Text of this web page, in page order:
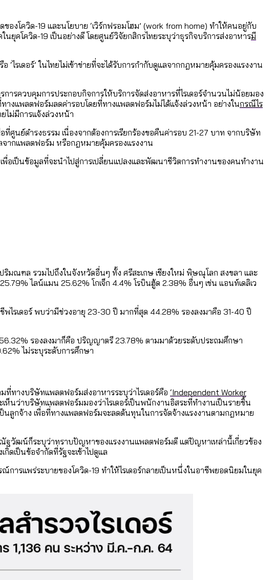
ยนที่เราได้รับจากเลือกตั้ง กรุงเทพฯ – พัทยา
นบุรี
ตไหน ทำอะไรบ้าง
พูชา [ข้อมูลดิบ]
นช่วงความขัดแย้งไทย-กัมพูชา
งาน ตั้งแต่ปี 2023-2024
ช้งบแค่ไหน
งหวัดที่ตายมากกว่าเกิด
องโควิด-19 และนโยบาย ‘เวิร์กฟรอมโฮม’ (work from home) ทำให้คนอยู่กับ
คโควิด-19 เป็นอย่างดี โดยศูนย์วิจัยกสิกรไทยระบุว่าธุรกิจบริการส่งอาหารมี
รเดอร์’ ในไทยไม่เข้าข่ายที่จะได้รับการกำกับดูแลจากกฎหมายคุ้มครองแรงงาน
รควบคุมการประกอบกิจการให้บริการจัดส่งอาหารที่ไรเดอร์จำนวนไม่น้อยมอง
างแพลตฟอร์มลดค่ารอบโดยที่ทางแพลตฟอร์มไม่ได้แจ้งล่วงหน้า อย่างในกรณีไร
ไม่มีการแจ้งล่วงหน้า
ศูนย์ดำรงธรรม เนื่องจากต้องการเรียกร้องขอคืนค่ารอบ 21-27 บาท จากบริษัท
จากแพลตฟอร์ม หรือกฎหมายคุ้มครองแรงงาน
พื่อเป็นข้อมูลที่จะนำไปสู่การเปลี่ยนแปลงและพัฒนาชีวิตการทำงานของคนทำงาน
มณฑล รวมไปถึงในจังหวัดอื่นๆ ทั้ง ศรีสะเกษ เชียงใหม่ พิษณุโลก สงขลา และ
ไลน์แมน 25.62% โกเจ็ก 4.4% โรบินฮู้ด 2.38% อื่นๆ เช่น แอนท์เดลิเว
ไรเดอร์ พบว่ามีช่วงอายุ 23-30 ปี มากที่สุด 44.28% รองลงมาคือ 31-40 ปี
รองลงมาก็คือ ปริญญาตรี 23.78% ตามมาด้วยระดับประถมศึกษา
ไม่ระบุระดับการศึกษา
มที่ทางบริษัทแพลตฟอร์มส่งอาหารระบุว่าไรเดอร์คือ ‘Independent Worker
เห็นว่าบริษัทแพลตฟอร์มมองว่าไรเดอร์เป็นพนักงานอิสระที่ทำงานเป็นรายชิ้น
นลูกจ้าง เพื่อที่ทางแพลตฟอร์มจะลดต้นทุนในการจัดจ้างแรงงานตามกฎหมาย
วัฒน์ก็ระบุว่าทราบปัญหาของแรงงานแพลตฟอร์มดี แต่ปัญหาเหล่านี้เกี่ยวข้อง
เป็นข้อจำกัดที่รัฐจะเข้าไปดูแล
ารแพร่ระบายของโควิด-19 ทำให้ไรเดอร์กลายเป็นหนึ่งในอาชีพยอดนิยมในยุค